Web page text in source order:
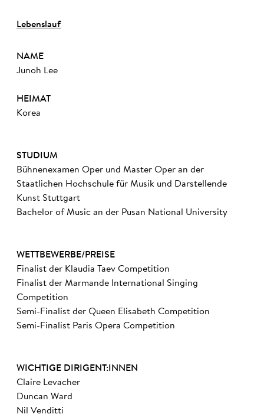
Lebenslauf
NAME
Junoh Lee
HEIMAT
Korea
STUDIUM
Bühnenexamen Oper und Master Oper an der
Staatlichen Hochschule für Musik und Darstellende
Kunst Stuttgart
Bachelor of Music an der Pusan National University
WETTBEWERBE/PREISE
Finalist der Klaudia Taev Competition
Finalist der Marmande International Singing
Competition
Semi-Finalist der Queen Elisabeth Competition
Semi-Finalist Paris Opera Competition
WICHTIGE DIRIGENT:INNEN
Claire Levacher
Duncan Ward
Nil Venditti